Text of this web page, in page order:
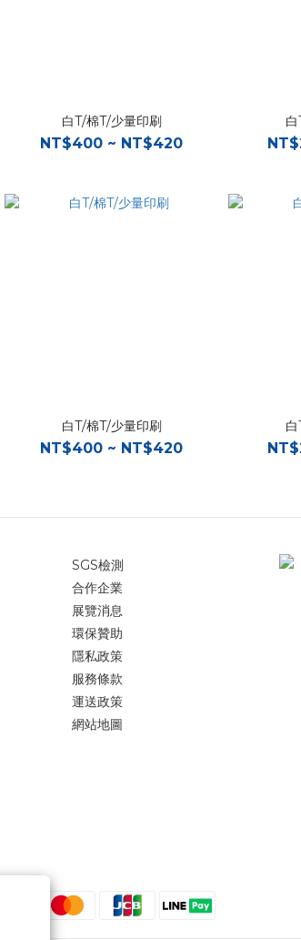
白T/棉T/少量印刷
NT$400 ~ NT$420
白T/棉T/少量印刷
NT$400 ~ NT$420
SGS檢測
合作企業
展覽消息
環保贊助
隱私政策
服務條款
運送政策
網站地圖